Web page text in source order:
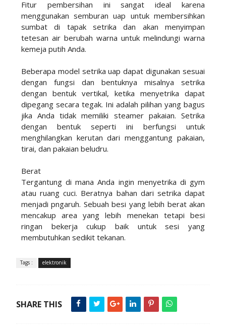
Fitur pembersihan ini sangat ideal karena
menggunakan semburan uap untuk membersihkan
sumbat di tapak setrika dan akan menyimpan
tetesan air berubah warna untuk melindungi warna
kemeja putih Anda.
Beberapa model setrika uap dapat digunakan sesuai
dengan fungsi dan bentuknya misalnya setrika
dengan bentuk vertikal, ketika menyetrika dapat
dipegang secara tegak. Ini adalah pilihan yang bagus
jika Anda tidak memiliki steamer pakaian. Setrika
dengan bentuk seperti ini berfungsi untuk
menghilangkan kerutan dari menggantung pakaian,
tirai, dan pakaian beludru.
Berat
Tergantung di mana Anda ingin menyetrika di gym
atau ruang cuci. Beratnya bahan dari setrika dapat
menjadi pngaruh. Sebuah besi yang lebih berat akan
mencakup area yang lebih menekan tetapi besi
ringan bekerja cukup baik untuk sesi yang
membutuhkan sedikit tekanan.
Tags : elektronik
SHARE THIS